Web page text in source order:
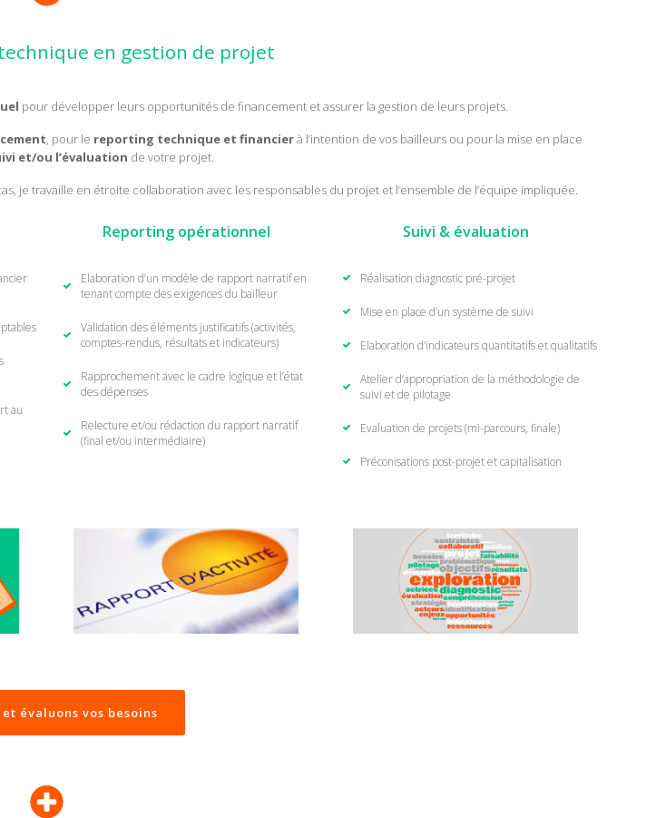
en gestion de projet
pour développer leurs opportunités de financement et assurer la gestion de leurs projets.
, pour le reporting technique et financierà l’intention de vos bailleurs ou pour la mise en place
et/ou l’évaluation de votre projet.
je travaille en étroite collaboration avec les responsables du projet et l’ensemble de l’équipe impliquée.
au
Reporting opérationnel
Elaboration d’un modèle de rapport narratif en
tenant compte des exigences du bailleur
Validation des éléments justificatifs (activités,
comptes-rendus, résultats et indicateurs)
Rapprochement avec le cadre logique et l’état
des dépenses
Relecture et/ou rédaction du rapport narratif
(final et/ou intermédiaire)
Suivi & évaluation
Réalisation diagnostic pré-projet
Mise en place d’un système de suivi
Elaboration d’indicateurs quantitatifs et qualitatifs
Atelier d’appropriation de la méthodologie de
suivi et de pilotage
Evaluation de projets (mi-parcours, finale)
Préconisations post-projet et capitalisation
évaluons vos besoins